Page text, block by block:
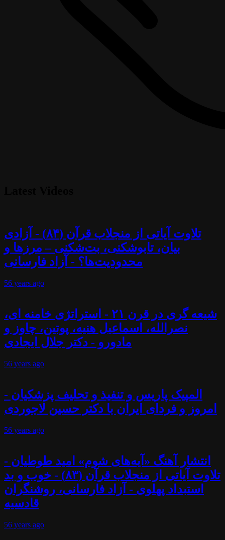
تلاوت آیاتی از منجلاب قرآن (۸۴) - آزادی
بیان، تابوشکنی، بت‌شکنی – مرزها و
محدودیت‌ها؟ - آزاد فارسانی
56 years ago
شیعه گری در قرن ۲۱ - استراتژی خامنه ای،
نصرالله، اسماعیل هنیه، پوتین، چاوز و
مادورو - دکتر جلال ایجادی
56 years ago
المپیک پاریس و تنفیذ و تحلیف پزشکیان -
امروز و فردای ایران با دکتر حسین لاجوردی
56 years ago
انتشار آهنگ «آیه‌های شوم» امید طوطیان -
تلاوت آیاتی از منجلاب قرآن (۸۳) - خوب و بد
استبداد پهلوی - آزاد فارسانی، روشنگران
قادسیه
56 years ago